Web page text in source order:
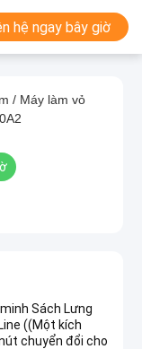
hệ ngay bây giờ
/ Máy làm vỏ
Sách Lưng
((Một kích
chuyển đổi cho